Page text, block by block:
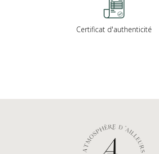
Certificat d'authenticité